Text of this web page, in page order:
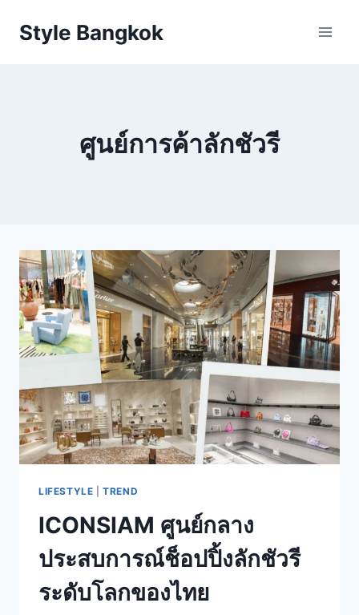
Style Bangkok
ศูนย์การค้าลักชัวรี
LIFESTYLE |TREND
ICONSIAM ศูนย์กลาง
ประสบการณ์ช็อปปิ้งลักชัวรี
ระดับโลกของไทย